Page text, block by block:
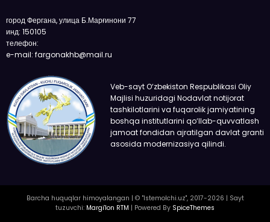
город Фергана, улица Б.Марғинони 77
инд: 150105
телефон:
e-mail: fargonakhb@mail.ru
Veb-sayt O‘zbekiston Respublikasi Oliy
Majlisi huzuridagi Nodavlat notijorat
tashkilotlarini va fuqarolik jamiyatining
boshqa institutlarini qo‘llab-quvvatlash
jamoat fondidan ajratilgan davlat granti
asosida modernizasiya qilindi.
Barcha huquqlar himoyalangan | © "Istemolchi.uz", 2017-2026 | Sayt
tuzuvchi: Margi'lon RTM | Powered By SpiceThemes